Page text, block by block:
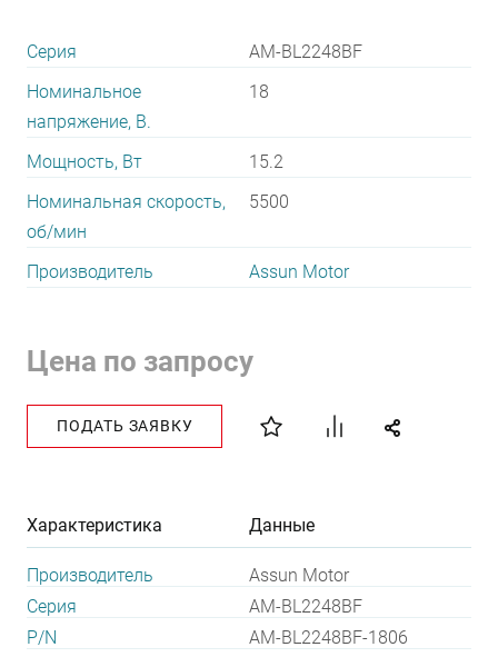
Серия
AM-BL2248BF
Номинальное
напряжение, В.
18
Мощность, Вт
15.2
Номинальная скорость,
об/мин
5500
Производитель Assun Motor
Цена по запросу
ПОДАТЬ ЗАЯВКУ
Характеристика Данные
Производитель
Assun Motor
Серия
AM-BL2248BF
P/N
AM-BL2248BF-1806